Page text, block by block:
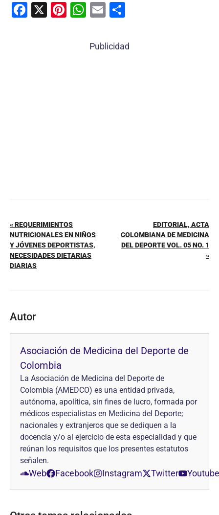
F
X
Pi W
at
E
ai m
Publicidad
« REQUERIMIENTOS
NUTRICIONALES EN NIÑOS
Y JÓVENES DEPORTISTAS,
NECESIDADES DIETARIAS
DIARIAS
EDITORIAL, ACTA
COLOMBIANA DE MEDICINA
DEL DEPORTE VOL. 05 NO. 1
»
Autor
Asociación de Medicina del Deporte de
Colombia
La Asociación de Medicina del Deporte de
Colombia (AMEDCO) es una entidad privada,
autónoma, apolítica, sin fines de lucro, formada por
médicos especialistas en Medicina del Deporte;
nacionales y extranjeros que se dediquen a la
docencia y/o al ejercicio de esta especialidad y que
reúnan los requisitos que los presentes estatutos
señalen.
Web Facebook Instagram Twitter Youtube